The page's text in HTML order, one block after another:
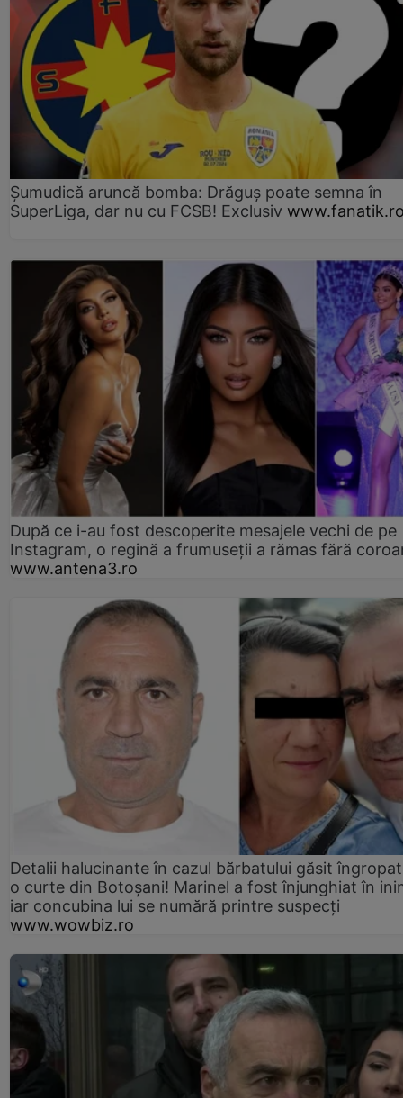
Șumudică aruncă bomba: Drăguș poate semna în
SuperLiga, dar nu cu FCSB! Exclusiv
După ce i-au fost descoperite mesajele vechi de pe
Instagram, o regină a frumuseții a rămas fără
www.antena3.ro
Detalii halucinante în cazul bărbatului găsit
o curte din Botoșani! Marinel a fost înjunghiat în
iar concubina lui se numără printre suspecți
www.wowbiz.ro